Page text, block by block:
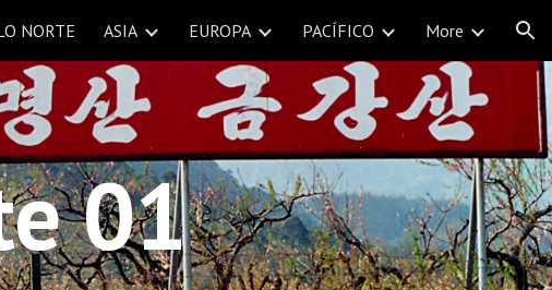
NORTE ASIA EUROPA PACÍFICO More
01